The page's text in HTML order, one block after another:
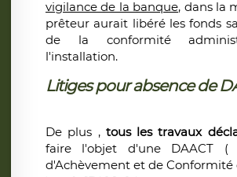
vigilance de la banque, dans la
prêteur aurait libéré les fonds
de la conformité
l'installation.
Litiges pour absence de
De plus , tous les travaux
faire l'objet d'une DAACT (
d'Achèvement et de Conformité